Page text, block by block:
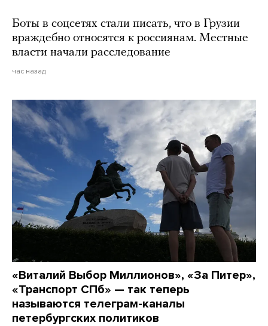
Боты в соцсетях стали писать, что в Грузии
враждебно относятся к россиянам. Местные
власти начали расследование
час назад
«Виталий Выбор Миллионов», «За Питер»,
«Транспорт СПб» — так теперь
называются телеграм-каналы
петербургских политиков